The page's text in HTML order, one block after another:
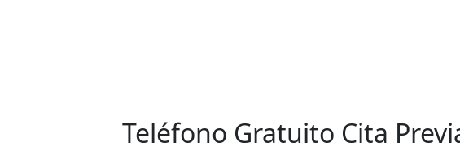
Teléfono Gratuito Cita